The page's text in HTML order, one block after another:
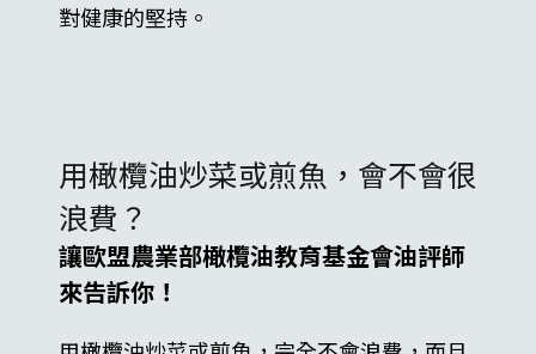
對健康的堅持。
用橄欖油炒菜或煎魚，會不會很
浪費？
讓歐盟農業部橄欖油教育基金會油評師
來告訴你！